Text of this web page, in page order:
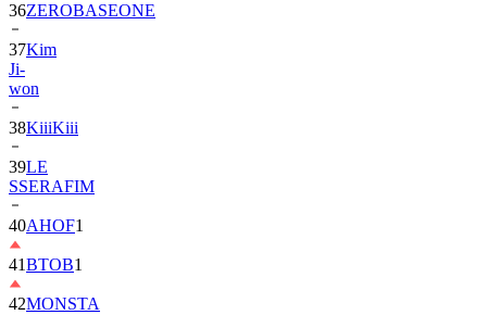
36ZEROBASEONE
37Kim
Ji-
won
38KiiiKiii
39LE
SSERAFIM
40AHOF1
41BTOB1
42MONSTA